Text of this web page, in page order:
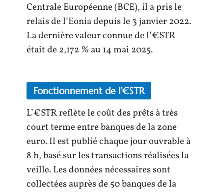
Centrale Européenne (BCE), il a pris le
relais de l’Eonia depuis le 3 janvier 2022.
La dernière valeur connue de l’€STR
était de 2,172 % au 14 mai 2025.
Fonctionnement de l’€STR
L’€STR reflète le coût des prêts à très
court terme entre banques de la zone
euro. Il est publié chaque jour ouvrable à
8 h, basé sur les transactions réalisées la
veille. Les données nécessaires sont
collectées auprès de 50 banques de la